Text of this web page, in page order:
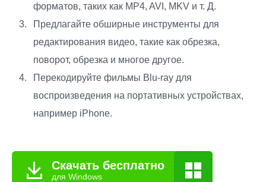
форматов, таких как MP4, AVI, MKV и т. Д.
Предлагайте обширные инструменты для
редактирования видео, такие как обрезка,
поворот, обрезка и многое другое.
Перекодируйте фильмы Blu-ray для
воспроизведения на портативных устройствах,
например iPhone.
Скачать бесплатно
для Windows